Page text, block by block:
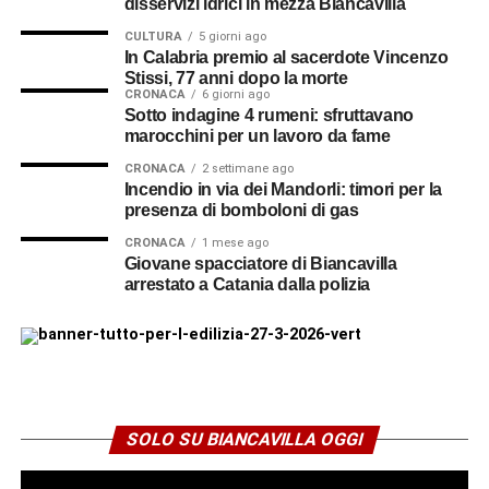
accolta dal Padre Generale, a condizione che trovasse un
vescovo disposto ad accoglierlo nella propria diocesi. Ma
nessun presule siciliano si dichiarò disponibile.
Cappellano della Brigata
Catanzaro
Fu la guerra a cambiare nuovamente il corso degli eventi.
armi e nominato cappellano militare con il grado di
caporal maggiore presso la XII Compagnia di Sanità.
suoi familiari chiamarono il corpo di appartenenza Brigata
tributo altissimo di vite umane. La brigata è ricordata
anche per il drammatico ammutinamento di Santa Maria
disservizi idrici in mezza Biancavilla
CULTURA 5 giorni ago
In Calabria premio al sacerdote Vincenzo
Stissi, 77 anni dopo la morte
CRONACA 6 giorni ago
Sotto indagine 4 rumeni: sfruttavano
marocchini per un lavoro da fame
CRONACA 2 settimane ago
Incendio in via dei Mandorli: timori per la
presenza di bomboloni di gas
CRONACA 1 mese ago
Giovane spacciatore di Biancavilla
arrestato a Catania dalla polizia
SOLO SU BIANCAVILLA OGGI